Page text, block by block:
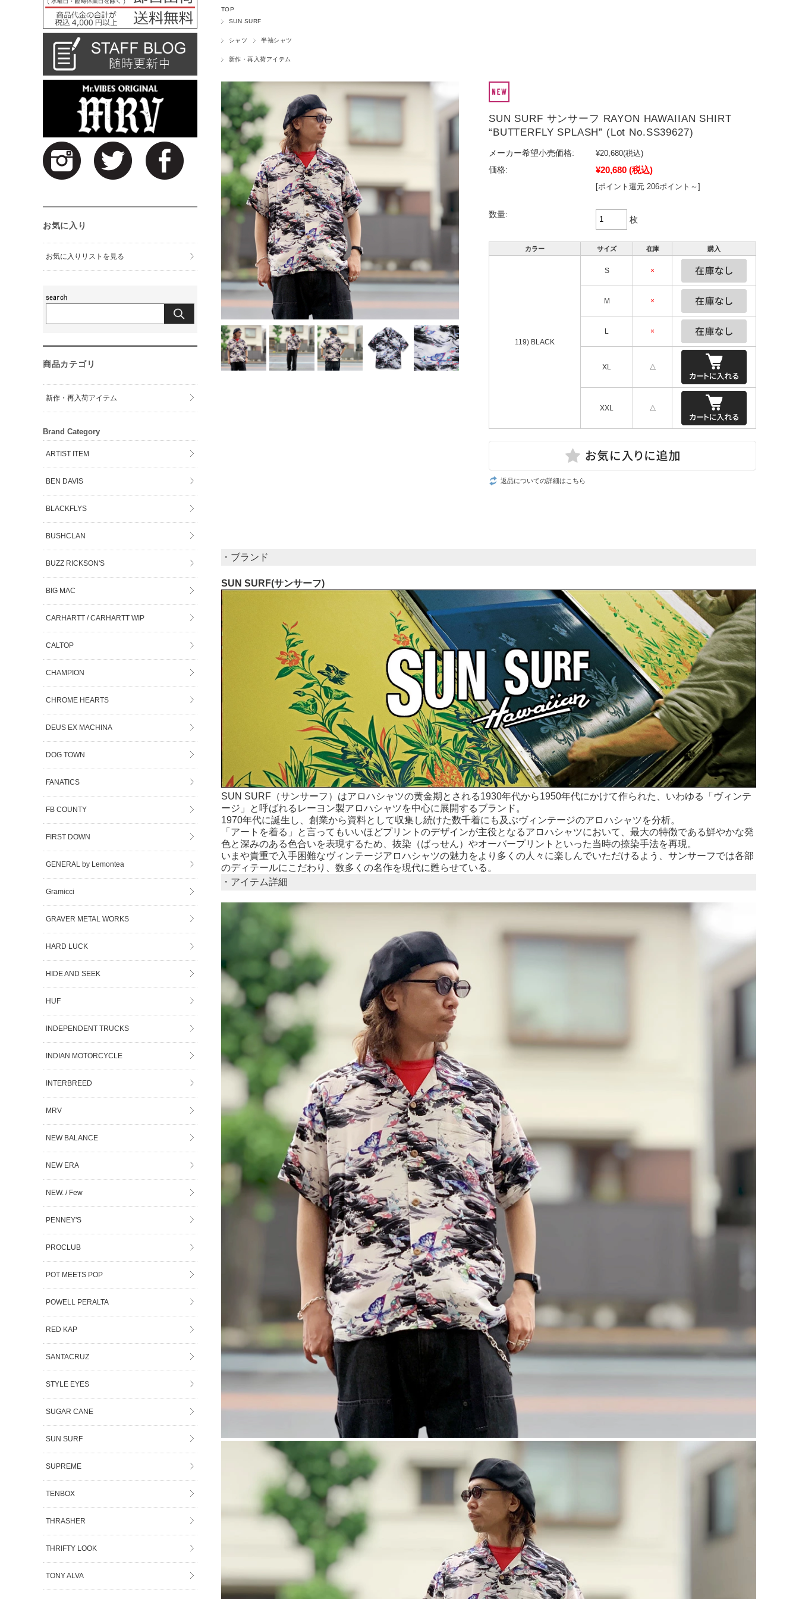
TOP
SUN SURF
シャツ 半袖シャツ
新作・再入荷アイテム
SUN SURF サンサーフ RAYON HAWAIIAN SHIRT
“BUTTERFLY SPLASH” (Lot No.SS39627)
メーカー希望小売価格: ¥20,680(税込)
価格:
¥20,680 (税込)
[ポイント還元 206ポイント～]
数量:
枚
カラー サイズ 在庫 購入
119) BLACK
S ×
M ×
L ×
XL △
XXL △
返品についての詳細はこちら
・ブランド
SUN SURF(サンサーフ)
SUN SURF（サンサーフ）はアロハシャツの黄金期とされる1930年代から1950年代にかけて作られた、いわゆる「ヴィンテ
ージ」と呼ばれるレーヨン製アロハシャツを中心に展開するブランド。
1970年代に誕生し、創業から資料として収集し続けた数千着にも及ぶヴィンテージのアロハシャツを分析。
「アートを着る」と言ってもいいほどプリントのデザインが主役となるアロハシャツにおいて、最大の特徴である鮮やかな発
色と深みのある色合いを表現するため、抜染（ばっせん）やオーバープリントといった当時の捺染手法を再現。
いまや貴重で入手困難なヴィンテージアロハシャツの魅力をより多くの人々に楽しんでいただけるよう、サンサーフでは各部
のディテールにこだわり、数多くの名作を現代に甦らせている。
・アイテム詳細
お気に入り
お気に入りリストを見る
商品カテゴリ
新作・再入荷アイテム
Brand Category
ARTIST ITEM
BEN DAVIS
BLACKFLYS
BUSHCLAN
BUZZ RICKSON'S
BIG MAC
CARHARTT / CARHARTT WIP
CALTOP
CHAMPION
CHROME HEARTS
DEUS EX MACHINA
DOG TOWN
FANATICS
FB COUNTY
FIRST DOWN
GENERAL by Lemontea
Gramicci
GRAVER METAL WORKS
HARD LUCK
HIDE AND SEEK
HUF
INDEPENDENT TRUCKS
INDIAN MOTORCYCLE
INTERBREED
MRV
NEW BALANCE
NEW ERA
NEW. / Few
PENNEY'S
PROCLUB
POT MEETS POP
POWELL PERALTA
RED KAP
SANTACRUZ
STYLE EYES
SUGAR CANE
SUN SURF
SUPREME
TENBOX
THRASHER
THRIFTY LOOK
TONY ALVA